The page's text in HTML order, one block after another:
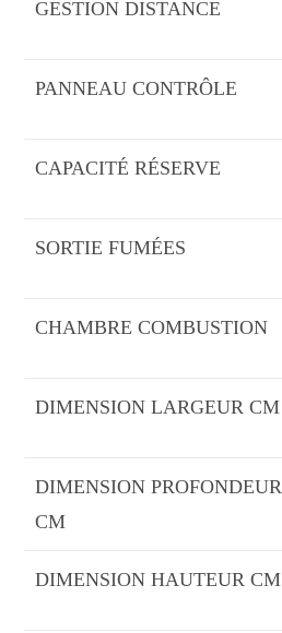
GESTION DISTANCE
PANNEAU CONTRÔLE
CAPACITÉ RÉSERVE
SORTIE FUMÉES
CHAMBRE COMBUSTION
DIMENSION LARGEUR CM
DIMENSION PROFONDEUR
CM
DIMENSION HAUTEUR CM